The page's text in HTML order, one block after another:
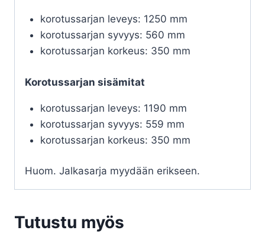
korotussarjan leveys: 1250 mm
korotussarjan syvyys: 560 mm
korotussarjan korkeus: 350 mm
Korotussarjan sisämitat
korotussarjan leveys: 1190 mm
korotussarjan syvyys: 559 mm
korotussarjan korkeus: 350 mm
Huom. Jalkasarja myydään erikseen.
Tutustu myös